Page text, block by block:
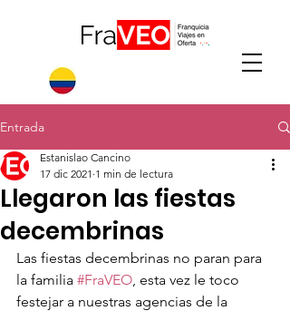
Entrada
Llegaron las fiestas
decembrinas
Estanislao Cancino
17 dic 2021 1 min de lectura
Las fiestas decembrinas no paran para
la familia #FraVEO, esta vez le toco
festejar a nuestras agencias de la